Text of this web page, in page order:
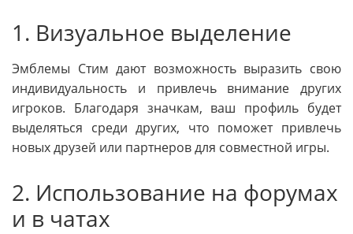
1. Визуальное выделение
Эмблемы Стим дают возможность выразить свою
индивидуальность и привлечь внимание других
игроков. Благодаря значкам, ваш профиль будет
выделяться среди других, что поможет привлечь
новых друзей или партнеров для совместной игры.
2. Использование на форумах
и в чатах